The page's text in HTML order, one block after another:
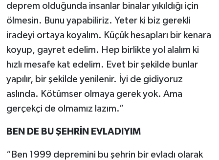
deprem olduğunda insanlar binalar yıkıldığı için
ölmesin. Bunu yapabiliriz. Yeter ki biz gerekli
iradeyi ortaya koyalım. Küçük hesapları bir kenara
koyup, gayret edelim. Hep birlikte yol alalım ki
hızlı mesafe kat edelim. Evet bir şekilde bunlar
yapılır, bir şekilde yenilenir. İyi de gidiyoruz
aslında. Kötümser olmaya gerek yok. Ama
gerçekçi de olmamız lazım.”
BEN DE BU ŞEHRİN EVLADIYIM
“Ben 1999 depremini bu şehrin bir evladı olarak